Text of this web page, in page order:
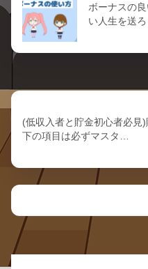
ボーナスの
い人生を送ろ
(低収入者と貯金初心者必見
下の項目は必ずマスタ…